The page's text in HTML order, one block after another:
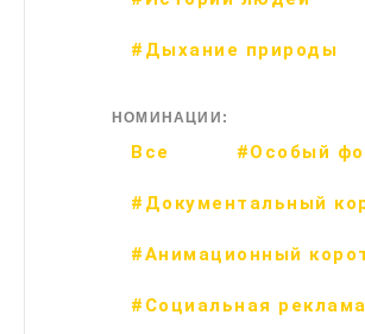
#Дыхание природы
НОМИНАЦИИ:
Все #Особый
#Документальный
#Анимационный
#Социальная реклама